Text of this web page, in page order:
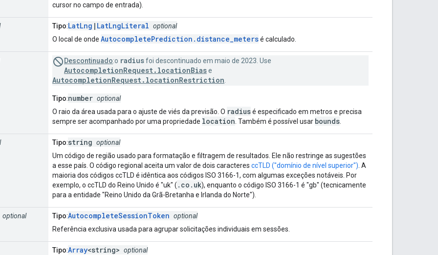
cursor no campo de entrada).
Tipo:LatLng | LatLngLiteral optional
O local de onde AutocompletePrediction.distance_metersé calculado.
Descontinuado:o radiusfoi descontinuado em maio de 2023. Use
AutocompletionRequest.locationBiase
AutocompletionRequest.locationRestriction
Tipo:number optional
O raio da área usada para o ajuste de viés da previsão. O radiusé especificado em metros e precisa
sempre ser acompanhado por uma propriedade location . Também é possível usar bounds
Tipo:string optional
Um código de região usado para formatação e filtragem de resultados. Ele não restringe as sugestões
a esse país. O código regional aceita um valor de dois caracteres ccTLD ("domínio de nível superior") . A
maioria dos códigos ccTLD é idêntica aos códigos ISO 3166-1, com algumas exceções notáveis. Por
exemplo, o ccTLD do Reino Unido é "uk" ( .co.uk), enquanto o código ISO 3166-1 é "gb" (tecnicamente
para a entidade "Reino Unido da Grã-Bretanha e Irlanda do Norte").
optional Tipo:AutocompleteSessionToken optional
Referência exclusiva usada para agrupar solicitações individuais em sessões.
Tipo:Array<string> optional